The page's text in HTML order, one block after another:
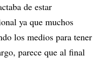
de estar
ya que muchos
los medios para tener
parece que al final